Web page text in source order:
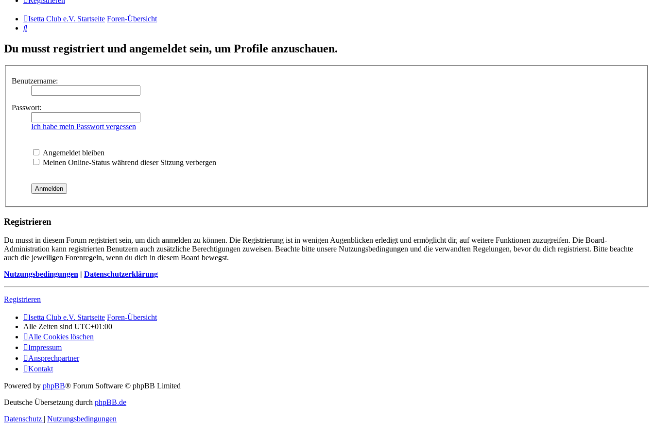
Isetta Club e.V. Startseite Foren-Übersicht
Suche
Du musst registriert und angemeldet sein, um Profile anzuschauen.
Benutzername:
Passwort:
Ich habe mein Passwort vergessen
Angemeldet bleiben
Meinen Online-Status während dieser Sitzung verbergen
Registrieren
Du musst in diesem Forum registriert sein, um dich anmelden zu können. Die Registrierung ist in wenigen Augenblicken erledigt und ermöglicht dir, auf weitere Funktionen zuzugreifen. Die Board-
Administration kann registrierten Benutzern auch zusätzliche Berechtigungen zuweisen. Beachte bitte unsere Nutzungsbedingungen und die verwandten Regelungen, bevor du dich registrierst. Bitte beachte
auch die jeweiligen Forenregeln, wenn du dich in diesem Board bewegst.
Nutzungsbedingungen | Datenschutzerklärung
Registrieren
Isetta Club e.V. Startseite Foren-Übersicht
Alle Zeiten sind UTC+01:00
Alle Cookies löschen
Impressum
Ansprechpartner
Kontakt
Powered by phpBB® Forum Software © phpBB Limited
Deutsche Übersetzung durch phpBB.de
Datenschutz | Nutzungsbedingungen